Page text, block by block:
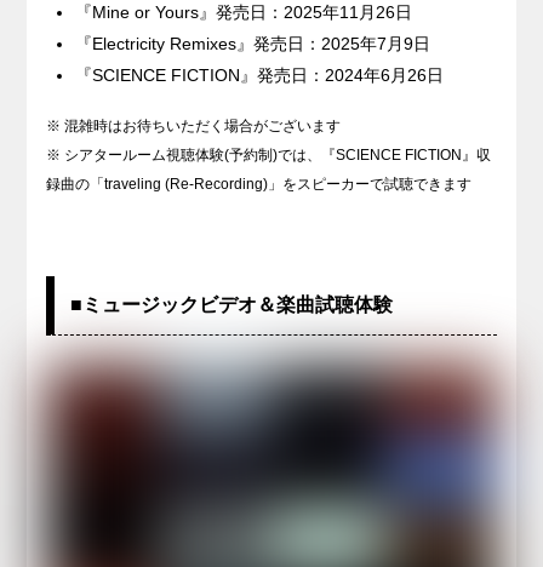
『Mine or Yours』発売日：2025年11月26日
『Electricity Remixes』発売日：2025年7月9日
『SCIENCE FICTION』発売日：2024年6月26日
※ 混雑時はお待ちいただく場合がございます
※ シアタールーム視聴体験(予約制)では、『SCIENCE FICTION』収
録曲の「traveling (Re-Recording)」をスピーカーで試聴できます
■ミュージックビデオ＆楽曲試聴体験